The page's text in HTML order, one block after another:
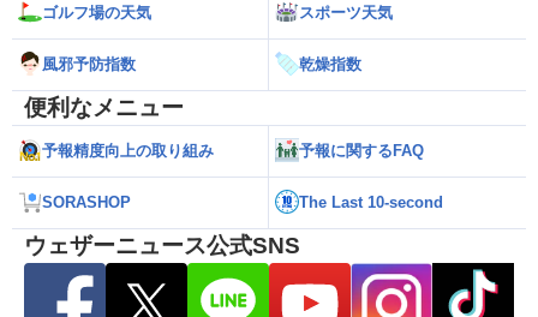
ゴルフ場の天気 スポーツ天気
風邪予防指数 乾燥指数
便利なメニュー
予報精度向上の取り組み 予報に関するFAQ
SORASHOP The Last 10-second
ウェザーニュース公式SNS